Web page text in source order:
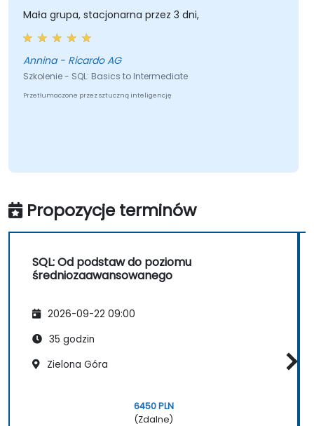
Mała grupa, stacjonarna przez 3 dni,
Annina - Ricardo AG
Szkolenie - SQL: Basics to Intermediate
Przetłumaczone przez sztuczną inteligencję
Propozycje terminów
SQL: Od podstaw do poziomu
średniozaawansowanego
2026-09-22 09:00
35 godzin
Zielona Góra
6450 PLN
(Zdalne)